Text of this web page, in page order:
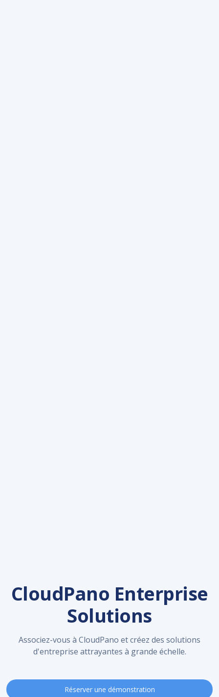
CloudPano Enterprise
Solutions
Associez-vous à CloudPano et créez des solutions
d'entreprise attrayantes à grande échelle.
Réserver une démonstration